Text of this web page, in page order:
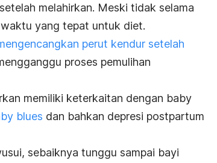
melahirkan. Meski tidak selama
yang tepat untuk diet.
perut kendur setelah
proses pemulihan
memiliki keterkaitan dengan baby
blues dan bahkan depresi postpartum
sebaiknya tunggu sampai bayi